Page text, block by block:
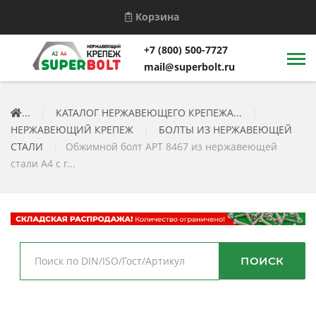
Корзина
+7 (800) 500-7727
mail@superbolt.ru
... КАТАЛОГ НЕРЖАВЕЮЩЕГО КРЕПЕЖА...
НЕРЖАВЕЮЩИЙ КРЕПЕЖ
БОЛТЫ ИЗ НЕРЖАВЕЮЩЕЙ
СТАЛИ
Обжимной болт АРТ 8467 из нержавеющей
стали А4 с г...
ПОИСК